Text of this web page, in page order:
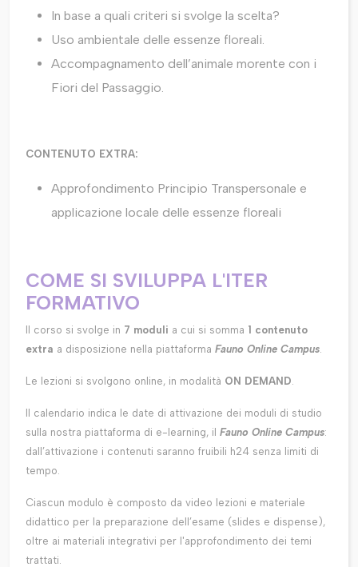
In base a quali criteri si svolge la scelta?
Uso ambientale delle essenze floreali.
Accompagnamento dell’animale morente con i
Fiori del Passaggio.
CONTENUTO EXTRA:
Approfondimento Principio Transpersonale e
applicazione locale delle essenze floreali
COME SI SVILUPPA L'ITER
FORMATIVO
Il corso si svolge in 7 moduli a cui si somma 1 contenuto
extra a disposizione nella piattaforma Fauno Online Campus.
Le lezioni si svolgono online, in modalità ON DEMAND.
Il calendario indica le date di attivazione dei moduli di studio
sulla nostra piattaforma di e-learning, il Fauno Online Campus:
dall’attivazione i contenuti saranno fruibili h24 senza limiti di
tempo.
Ciascun modulo è composto da video lezioni e materiale
didattico per la preparazione dell’esame (slides e dispense),
oltre ai materiali integrativi per l'approfondimento dei temi
trattati.